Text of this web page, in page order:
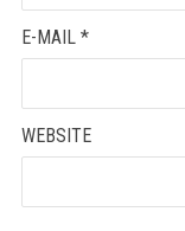
E-MAIL *
WEBSITE